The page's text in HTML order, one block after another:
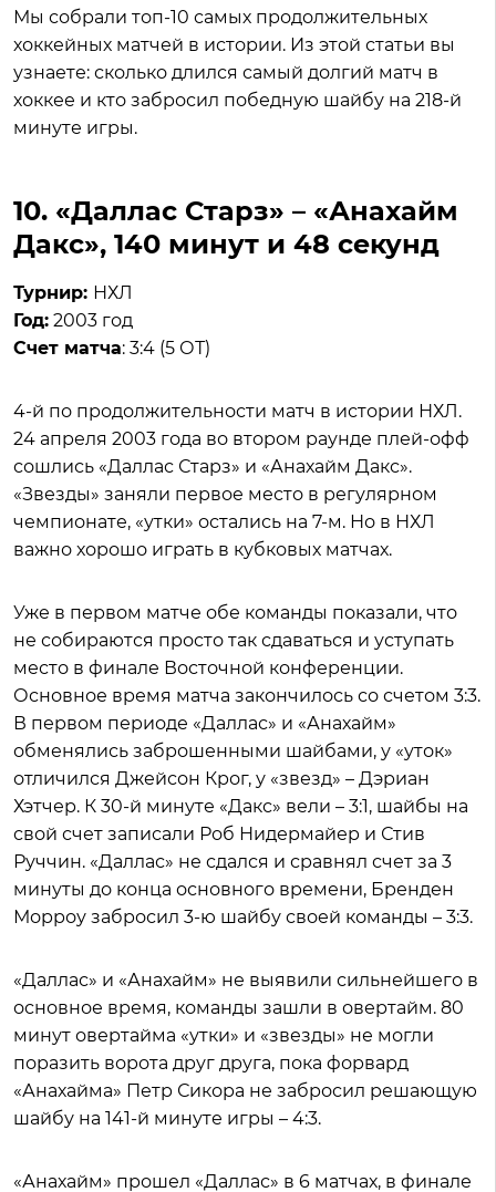
Мы собрали топ-10 самых продолжительных
хоккейных матчей в истории. Из этой статьи вы
узнаете: сколько длился самый долгий матч в
хоккее и кто забросил победную шайбу на 218-й
минуте игры.
10. «Даллас Старз» – «Анахайм
Дакс», 140 минут и 48 секунд
Турнир: НХЛ
Год: 2003 год
Счет матча: 3:4 (5 ОТ)
4-й по продолжительности матч в истории НХЛ.
24 апреля 2003 года во втором раунде плей-офф
сошлись «Даллас Старз» и «Анахайм Дакс».
«Звезды» заняли первое место в регулярном
чемпионате, «утки» остались на 7-м. Но в НХЛ
важно хорошо играть в кубковых матчах.
Уже в первом матче обе команды показали, что
не собираются просто так сдаваться и уступать
место в финале Восточной конференции.
Основное время матча закончилось со счетом 3:3.
В первом периоде «Даллас» и «Анахайм»
обменялись заброшенными шайбами, у «уток»
отличился Джейсон Крог, у «звезд» – Дэриан
Хэтчер. К 30-й минуте «Дакс» вели – 3:1, шайбы на
свой счет записали Роб Нидермайер и Стив
Руччин. «Даллас» не сдался и сравнял счет за 3
минуты до конца основного времени, Бренден
Морроу забросил 3-ю шайбу своей команды – 3:3.
«Даллас» и «Анахайм» не выявили сильнейшего в
основное время, команды зашли в овертайм. 80
минут овертайма «утки» и «звезды» не могли
поразить ворота друг друга, пока форвард
«Анахайма» Петр Сикора не забросил решающую
шайбу на 141-й минуте игры – 4:3.
«Анахайм» прошел «Даллас» в 6 матчах, в финале